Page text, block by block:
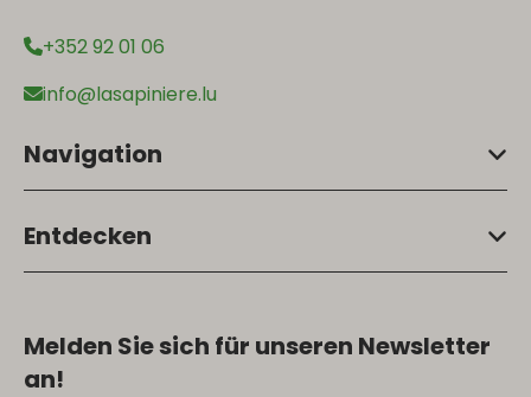
+352 92 01 06
info@lasapiniere.lu
Navigation
Entdecken
Melden Sie sich für unseren Newsletter
an!